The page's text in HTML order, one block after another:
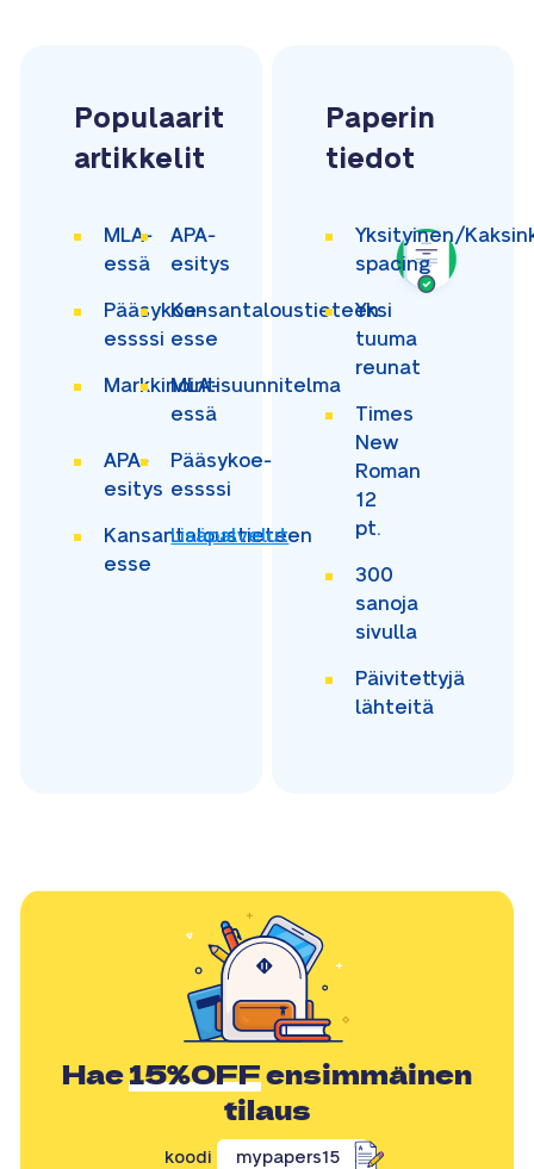
Populaarit
artikkelit
MLA-
essä
APA-
esitys
Pääsykoe-
essssi
Kansantaloustieteen
esse
Markkinointisuunnitelma
MLA-
essä
APA-
esitys
Pääsykoe-
essssi
Kansantaloustieteen
esse
Lisäpalvelut
Paperin
tiedot
Yksityinen/
spacing
Yksi
tuuma
reunat
Times
New
Roman
12
pt.
300
sanoja
sivulla
Päivitettyjä
lähteitä
Hae15%OFFensimmäinen
tilaus
koodi mypapers15